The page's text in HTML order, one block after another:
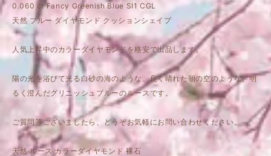
0.060 ct Fancy Greenish Blue SI1 CGL
天然 ブルー ダイヤモンド クッションシェイプ
人気上昇中のカラーダイヤモンドを格安で出品します。
陽の光を浴びて光る白砂の海のような、良く晴れた朝の空のような、明
るく澄んだグリニッシュブルーのルースです。
ご質問等ございましたら、どうぞお気軽にお問い合わせください。
天然 ルース カラーダイヤモンド 裸石